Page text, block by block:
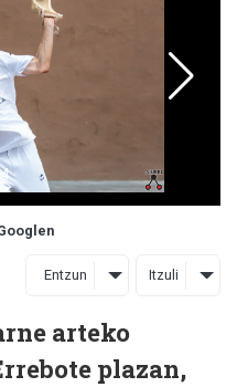
Entzun Itzuli
arteko
plazan,